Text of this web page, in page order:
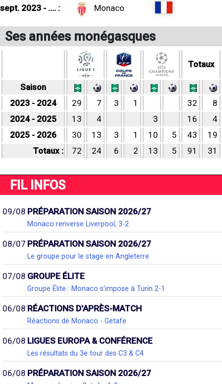
sept. 2023 - .... :
Monaco
Ses années monégasques
Totaux
Saison
2023 - 2024
29 7 3 1 32
8
2024 - 2025
13 4 3 16
4
2025 - 2026
30 13 3 1 10 5 43
19
Totaux :
72 24 6 2 13 5 91 31
FIL INFOS
09/08 PRÉPARATION SAISON 2026/27
Monaco renverse Liverpool, 3-2
08/07 PRÉPARATION SAISON 2026/27
Le groupe pour le stage en Angleterre
07/08 GROUPE ÉLITE
Groupe Élite : Monaco s'impose à Turin 2-1
06/08 RÉACTIONS D'APRÈS-MATCH
Réactions de Monaco - Getafe
06/08 LIGUES EUROPA & CONFÉRENCE
Les résultats du 3e tour des C3 & C4
06/08 PRÉPARATION SAISON 2026/27